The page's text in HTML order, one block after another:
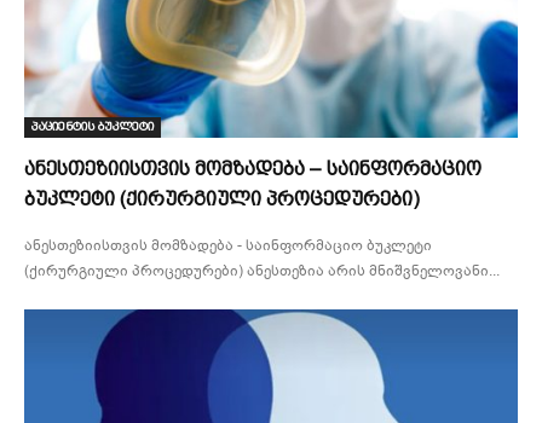
პაციენტის ბუკლეტი
ანესთეზიისთვის მომზადება – საინფორმაციო
ბუკლეტი (ქირურგიული პროცედურები)
ანესთეზიისთვის მომზადება - საინფორმაციო ბუკლეტი
(ქირურგიული პროცედურები) ანესთეზია არის მნიშვნელოვანი...